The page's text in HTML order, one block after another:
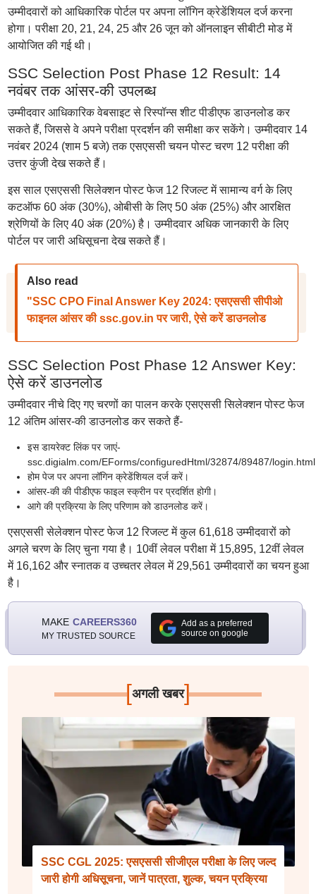
उम्मीदवारों को आधिकारिक पोर्टल पर अपना लॉगिन क्रेडेंशियल दर्ज करना
होगा। परीक्षा 20, 21, 24, 25 और 26 जून को ऑनलाइन सीबीटी मोड में
आयोजित की गई थी।
SSC Selection Post Phase 12 Result: 14
नवंबर तक आंसर-की उपलब्ध
उम्मीदवार आधिकारिक वेबसाइट से रिस्पॉन्स शीट पीडीएफ डाउनलोड कर
सकते हैं, जिससे वे अपने परीक्षा प्रदर्शन की समीक्षा कर सकेंगे। उम्मीदवार 14
नवंबर 2024 (शाम 5 बजे) तक एसएससी चयन पोस्ट चरण 12 परीक्षा की
उत्तर कुंजी देख सकते हैं।
इस साल एसएससी सिलेक्शन पोस्ट फेज 12 रिजल्ट में सामान्य वर्ग के लिए
कटऑफ 60 अंक (30%), ओबीसी के लिए 50 अंक (25%) और आरक्षित
श्रेणियों के लिए 40 अंक (20%) है। उम्मीदवार अधिक जानकारी के लिए
पोर्टल पर जारी अधिसूचना देख सकते हैं।
Also read
"SSC CPO Final Answer Key 2024: एसएससी सीपीओ
फाइनल आंसर की ssc.gov.in पर जारी, ऐसे करें डाउनलोड
SSC Selection Post Phase 12 Answer Key:
ऐसे करें डाउनलोड
उम्मीदवार नीचे दिए गए चरणों का पालन करके एसएससी सिलेक्शन पोस्ट फेज
12 अंतिम आंसर-की डाउनलोड कर सकते हैं-
इस डायरेक्ट लिंक पर जाएं-
ssc.digialm.com/EForms/configuredHtml/32874/89487/login.html
होम पेज पर अपना लॉगिन क्रेडेंशियल दर्ज करें।
आंसर-की की पीडीएफ फाइल स्क्रीन पर प्रदर्शित होगी।
आगे की प्रक्रिया के लिए परिणाम को डाउनलोड करें।
एसएससी सेलेक्शन पोस्ट फेज 12 रिजल्ट में कुल 61,618 उम्मीदवारों को
अगले चरण के लिए चुना गया है। 10वीं लेवल परीक्षा में 15,895, 12वीं लेवल
में 16,162 और स्नातक व उच्चतर लेवल में 29,561 उम्मीदवारों का चयन हुआ
है।
MAKE CAREERS360
MY TRUSTED SOURCE
Add as a preferred
source on google
[अगली खबर]
SSC CGL 2025: एसएससी सीजीएल परीक्षा के लिए जल्द
जारी होगी अधिसूचना, जानें पात्रता, शुल्क, चयन प्रक्रिया